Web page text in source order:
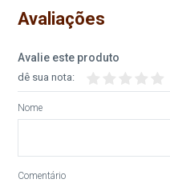
Avaliações
Avalie este produto
dê sua nota:
Nome
Comentário